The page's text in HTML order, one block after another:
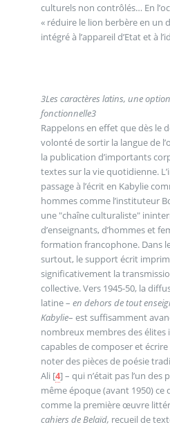
culturels non contrôlés… En
« réduire le lion berbère en un
intégré à l’appareil d’Etat et à
3Les caractères latins, une
fonctionnelle3
Rappelons en effet que dès le
volonté de sortir la langue de
la publication d’importants
textes sur la vie quotidienne.
passage à l’écrit en Kabylie
hommes comme l’instituteur
une "chaîne culturaliste"
d’enseignants, d’hommes et
formation francophone. Dans
surtout, le support écrit
significativement la
collective. Vers 1945-50, la
latine – en dehors de tout
Kabylie– est suffisamment
nombreux membres des
capables de composer et
noter des pièces de poésie
Ali [4]– qui n’était pas l’un des
même époque (avant 1950)
comme la première œuvre
cahiers de Belaïd, recueil de